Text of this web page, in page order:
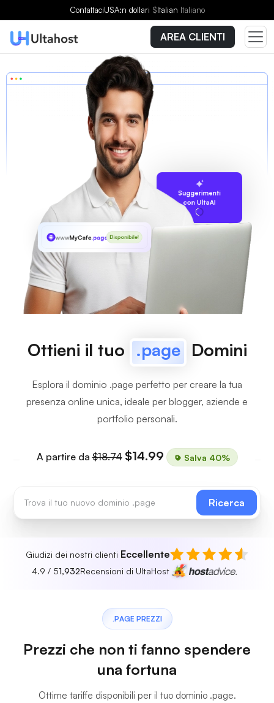
ContattaciUSA:n dollari $Italian Italiano
AREA CLIENTI
Suggerimenti
con UltaAI
wwwMyCafe.page Disponibile!
Ottieni il tuo .page Domini
Esplora il dominio .page perfetto per creare la tua
presenza online unica, ideale per blogger, aziende e
portfolio personali.
A partire da$18.74 $14.99 Salva 40%
Ricerca
Giudizi dei nostri clienti Eccellente
4.9 / 51,932Recensioni di UltaHost
.PAGE PREZZI
Prezzi che non ti fanno spendere
una fortuna
Ottime tariffe disponibili per il tuo dominio .page.